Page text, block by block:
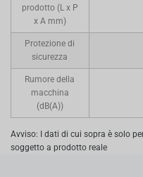
prodotto (L x P
x A mm)
Protezione di
sicurezza
Rumore della
macchina
(dB(A))
Avviso: I dati di cui sopra è solo
soggetto a prodotto reale